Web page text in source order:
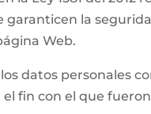
garanticen la
Web.
datos personales
fin con el que